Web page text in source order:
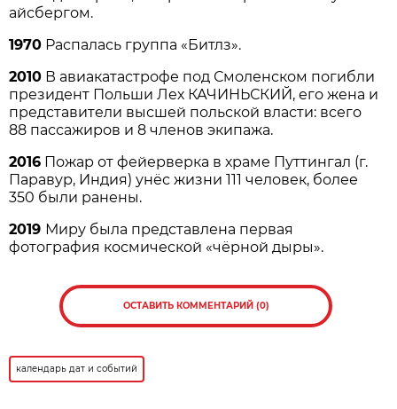
айсбергом.
1970 Распалась группа «Битлз».
2010 В авиакатастрофе под Смоленском погибли
президент Польши Лех КАЧИНЬСКИЙ, его жена и
представители высшей польской власти: всего
88 пассажиров и 8 членов экипажа.
2016 Пожар от фейерверка в храме Путтингал (г.
Паравур, Индия) унёс жизни 111 человек, более
350 были ранены.
2019 Миру была представлена первая
фотография космической «чёрной дыры».
ОСТАВИТЬ КОММЕНТАРИЙ (0)
календарь дат и событий